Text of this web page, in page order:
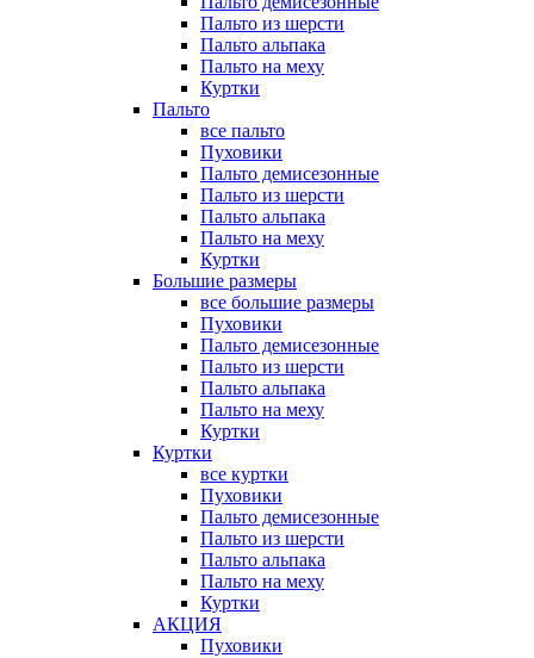
Пальто из шерсти
Пальто альпака
Пальто на меху
Куртки
Пальто
все пальто
Пуховики
Пальто демисезонные
Пальто из шерсти
Пальто альпака
Пальто на меху
Куртки
Большие размеры
все большие размеры
Пуховики
Пальто демисезонные
Пальто из шерсти
Пальто альпака
Пальто на меху
Куртки
Куртки
все куртки
Пуховики
Пальто демисезонные
Пальто из шерсти
Пальто альпака
Пальто на меху
Куртки
АКЦИЯ
Пуховики